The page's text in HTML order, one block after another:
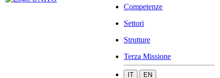
Competenze
Settori
Strutture
Terza Missione
IT EN